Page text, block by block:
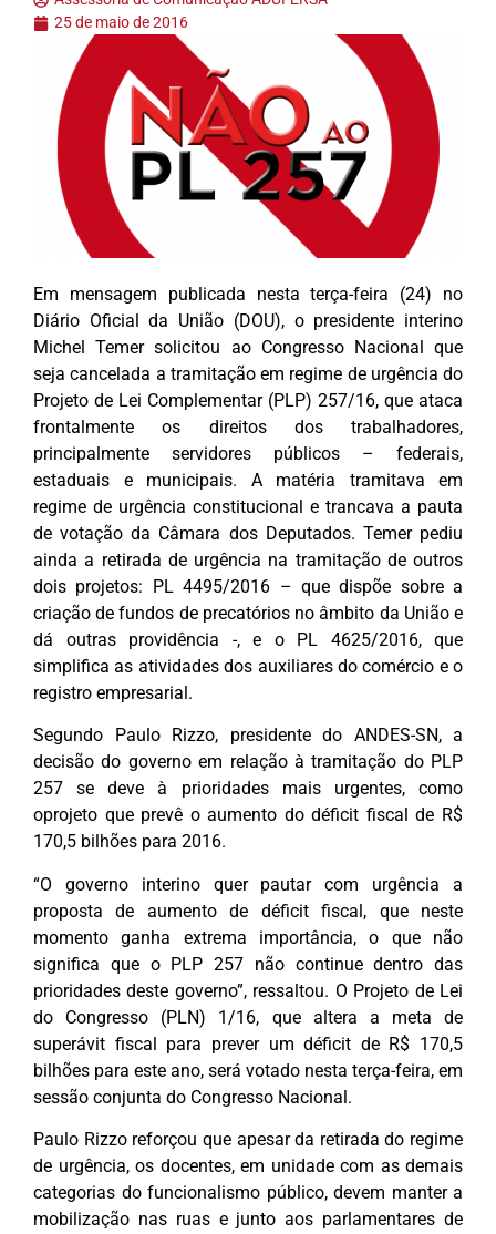
25 de maio de 2016
Em mensagem publicada nesta terça-feira (24) no
Diário Oficial da União (DOU), o presidente interino
Michel Temer solicitou ao Congresso Nacional que
seja cancelada a tramitação em regime de urgência do
Projeto de Lei Complementar (PLP) 257/16, que ataca
frontalmente os direitos dos trabalhadores,
principalmente servidores públicos – federais,
estaduais e municipais. A matéria tramitava em
regime de urgência constitucional e trancava a pauta
de votação da Câmara dos Deputados. Temer pediu
ainda a retirada de urgência na tramitação de outros
dois projetos: PL 4495/2016 – que dispõe sobre a
criação de fundos de precatórios no âmbito da União e
dá outras providência -, e o PL 4625/2016, que
simplifica as atividades dos auxiliares do comércio e o
registro empresarial.
Segundo Paulo Rizzo, presidente do ANDES-SN, a
decisão do governo em relação à tramitação do PLP
257 se deve à prioridades mais urgentes, como
oprojeto que prevê o aumento do déficit fiscal de R$
170,5 bilhões para 2016.
“O governo interino quer pautar com urgência a
proposta de aumento de déficit fiscal, que neste
momento ganha extrema importância, o que não
significa que o PLP 257 não continue dentro das
prioridades deste governo”, ressaltou. O Projeto de Lei
do Congresso (PLN) 1/16, que altera a meta de
superávit fiscal para prever um déficit de R$ 170,5
bilhões para este ano, será votado nesta terça-feira, em
sessão conjunta do Congresso Nacional.
Paulo Rizzo reforçou que apesar da retirada do regime
de urgência, os docentes, em unidade com as demais
categorias do funcionalismo público, devem manter a
mobilização nas ruas e junto aos parlamentares de